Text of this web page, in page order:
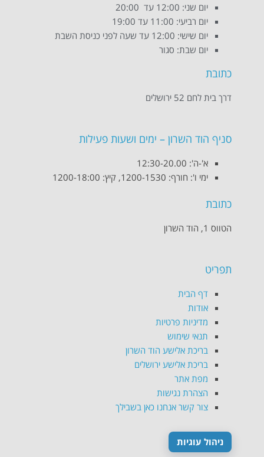
יום שני: 12:00 עד 20:00
יום רביעי: 11:00 עד 19:00
יום שישי: 12:00 עד שעה לפני כניסת השבת
יום שבת: סגור
כתובת
דרך בית לחם 52 ירושלים
סניף הוד השרון – ימים ושעות פעילות
א'-ה': 12:30-20.00
ימי ו': חורף: 1200-1530, קיץ: 1200-18:00
כתובת
הטווס 1, הוד השרון
תפריט
דף הבית
אודות
מדיניות פרטיות
תנאי שימוש
בריכת אלישע הוד השרון
בריכת אלישע ירושלים
מפת אתר
הצהרת נגישות
צור קשר אנחנו כאן בשבילך
ניהול עוגיות